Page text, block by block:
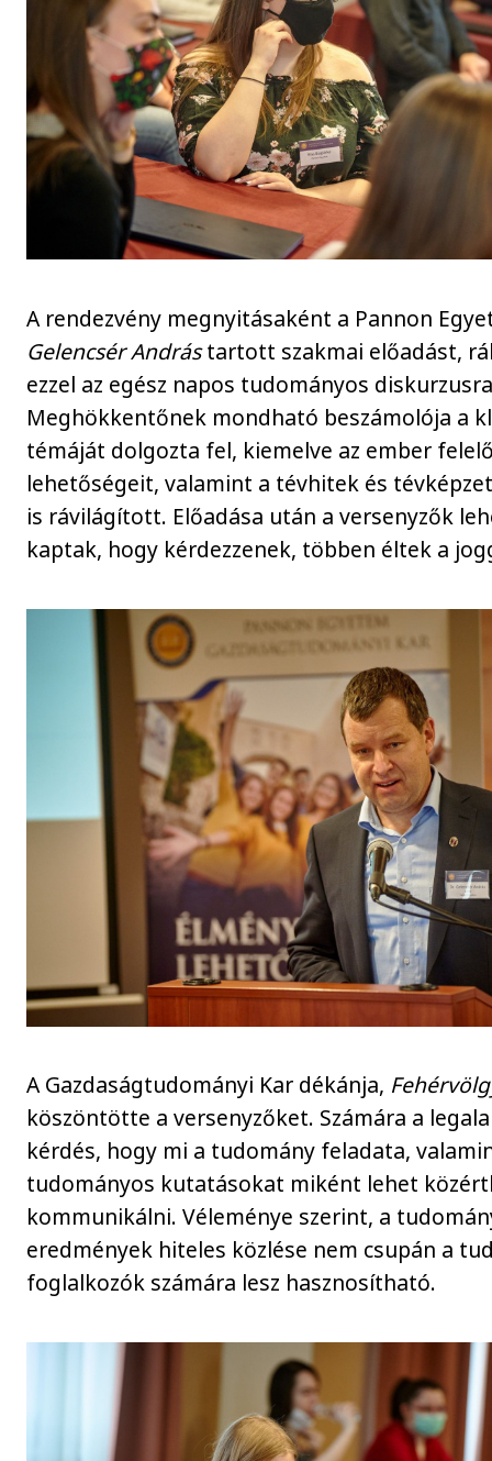
A rendezvény megnyitásaként a Pannon
Gelencsér Andrástartott szakmai előadást,
ezzel az egész napos tudományos
Meghökkentőnek mondható beszámolója a
témáját dolgozta fel, kiemelve az ember
lehetőségeit, valamint a tévhitek és
is rávilágított. Előadása után a versenyzők
kaptak, hogy kérdezzenek, többen éltek a
A Gazdaságtudományi Kar dékánja,
köszöntötte a versenyzőket. Számára a
kérdés, hogy mi a tudomány feladata,
tudományos kutatásokat miként lehet
kommunikálni. Véleménye szerint, a
eredmények hiteles közlése nem csupán a
foglalkozók számára lesz hasznosítható.